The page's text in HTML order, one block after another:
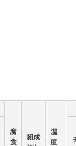
腐
食
組成
温
度